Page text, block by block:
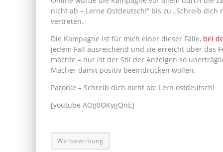
nicht ab – Lerne Ostdeutsch!“ bis zu „Schreib
vertreten.
Die Kampagne ist für mich einer dieser Fälle, bei
jedem Fall ausreichend und sie erreicht über das
möchte – nur ist der Stil der Anzeigen so
Macher damit positiv beeindrucken wollen.
Parodie – Schreib dich nicht ab: Lern ostdeutsch!
[youtube AOg0OKygQnE]
Werbewirkung